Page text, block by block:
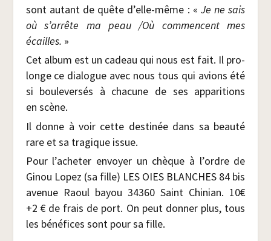
sont autant de quête d’elle-même : «Je ne sais
où s’arrête ma peau /​Où com­mencent mes
écailles. »
Cet album est un cadeau qui nous est fait. Il pro­
longe ce dia­logue avec nous tous qui avions été
si bou­le­ver­sés à cha­cune de ses appa­ri­tions
en scène.
Il donne à voir cette des­ti­née dans sa beau­té
rare et sa tra­gique issue.
Pour l’acheter envoyer un chèque à l’ordre de
Ginou Lopez (sa fille) LES OIES BLANCHES 84 bis
ave­nue Raoul bayou 34360 Saint Chi­nian. 10€
+2 € de frais de port. On peut don­ner plus, tous
les béné­fices sont pour sa fille.